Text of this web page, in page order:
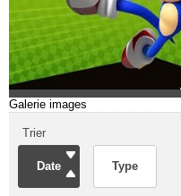
Galerie images
Trier
Date Type